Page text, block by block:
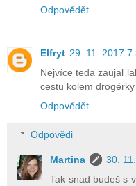
Odpovědět
Elfryt 29. 11. 2017
Nejvíce teda zaujal
cestu kolem
Odpovědět
Odpovědi
Martina
30.
Tak snad budeš s